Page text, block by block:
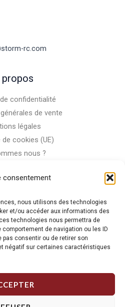
consentement
nous utilisons des technologies
et/ou accéder aux informations des
technologies nous permettra de
de navigation ou les ID
consentir ou de retirer son
négatif sur certaines caractéristiques
rc.com
propos
confidentialité
de vente
légales
de cookies (UE)
nous ?
passion, venez visiter notre shop
motos